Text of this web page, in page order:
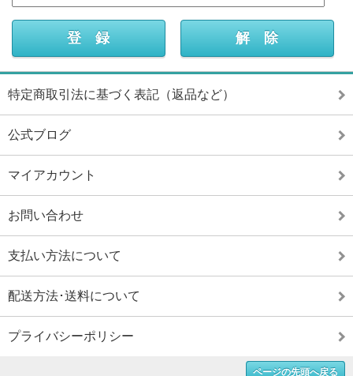
特定商取引法に基づく表記（返品など）
公式ブログ
マイアカウント
お問い合わせ
支払い方法について
配送方法･送料について
プライバシーポリシー
ページの先頭へ戻る